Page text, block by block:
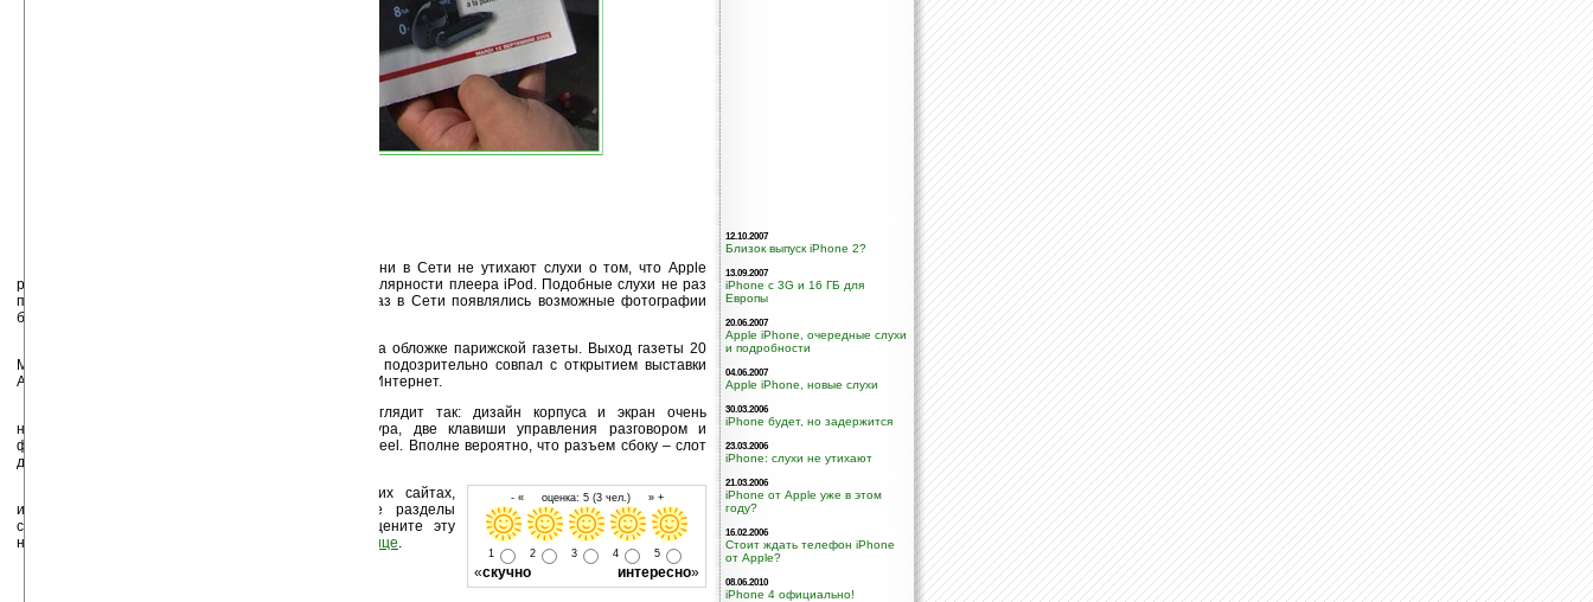
На протяжении довольно длительного времени в Сети не утихают слухи о том, что Apple
разрабатывает телефон iPhone, как следствие популярности плеера iPod. Подобные слухи не раз
проскакивали в
, также не раз в Сети появлялись возможные фотографии
будущего телефона.
И вот iPhone снова показался, на этот раз на обложке парижской газеты. Выход газеты 20
Minutes, на обложке которой и появился телефон, подозрительно совпал с открытием выставки
Apple Expo Paris. Обложка газеты сразу же попала в Интернет.
Устройство, изображенное на обложке, выглядит так: дизайн корпуса и экран очень
напоминают iPod, добавлена цифровая клавиатура, две клавиши управления разговором и
фирменное iPod’овское колесо управления Click Wheel. Вполне вероятно, что разъем сбоку – слот
для карты памяти.
- « оценка: 5 (3 чел.) » +
1 2 3 4 5
«скучно интересно»
Устанавливайте линк на Ладошки на своих сайтах,
изучайте коммерческую информацию, посещайте разделы
сайта (форум, чат, новости, файлы, прочие). Оцените эту
новость и оставьте свой комментарий
ниже на странице.
12.10.2007
Близок выпуск iPhone 2?
13.09.2007
iPhone c 3G и 16 ГБ для
Европы
20.06.2007
Apple iPhone, очередные слухи
и подробности
04.06.2007
Apple iPhone, новые слухи
30.03.2006
iPhone будет, но задержится
23.03.2006
iPhone: слухи не утихают
21.03.2006
iPhone от Apple уже в этом
году?
16.02.2006
Стоит ждать телефон iPhone
от Apple?
08.06.2010
iPhone 4 официально!